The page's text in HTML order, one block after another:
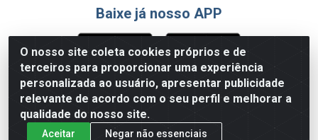
O nosso site coleta cookies próprios e de
terceiros para proporcionar uma experiência
personalizada ao usuário, apresentar publicidade
relevante de acordo com o seu perfil e melhorar a
qualidade do nosso site.
Aceitar
Negar não essenciais
Baixe já nosso APP
Formas de Pagamento